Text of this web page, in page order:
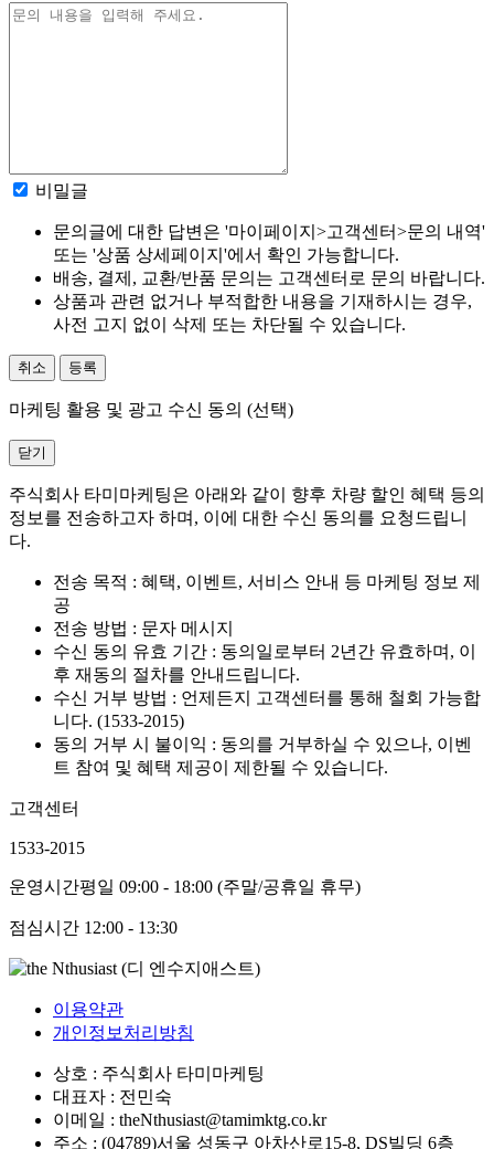
비밀글
문의글에 대한 답변은 '마이페이지>고객센터>문의 내역'
또는 '상품 상세페이지'에서 확인 가능합니다.
배송, 결제, 교환/반품 문의는 고객센터로 문의 바랍니다.
상품과 관련 없거나 부적합한 내용을 기재하시는 경우,
사전 고지 없이 삭제 또는 차단될 수 있습니다.
취소 등록
마케팅 활용 및 광고 수신 동의 (선택)
닫기
주식회사 타미마케팅은 아래와 같이 향후 차량 할인 혜택 등의
정보를 전송하고자 하며, 이에 대한 수신 동의를 요청드립니
다.
전송 목적 : 혜택, 이벤트, 서비스 안내 등 마케팅 정보 제
공
전송 방법 : 문자 메시지
수신 동의 유효 기간 : 동의일로부터 2년간 유효하며, 이
후 재동의 절차를 안내드립니다.
수신 거부 방법 : 언제든지 고객센터를 통해 철회 가능합
니다. (1533-2015)
동의 거부 시 불이익 : 동의를 거부하실 수 있으나, 이벤
트 참여 및 혜택 제공이 제한될 수 있습니다.
고객센터
1533-2015
운영시간평일 09:00 - 18:00 (주말/공휴일 휴무)
점심시간 12:00 - 13:30
이용약관
개인정보처리방침
상호 : 주식회사 타미마케팅
대표자 : 전민숙
이메일 : theNthusiast@tamimktg.co.kr
주소 : (04789)서울 성동구 아차산로15-8, DS빌딩 6층